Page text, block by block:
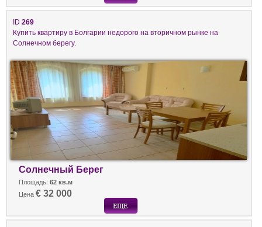
ID 269
Купить квартиру в Болгарии недорого на вторичном рынке на
Солнечном берегу.
Солнечный Берег
Площадь: 62 кв.м
Цена € 32 000